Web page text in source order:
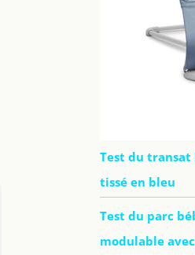
Test du transat
tissé en bleu
Test du parc
modulable